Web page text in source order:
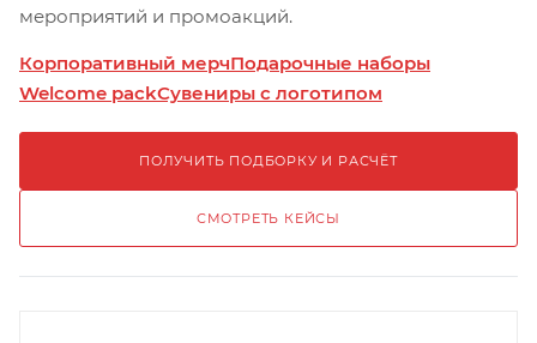
мероприятий и промоакций.
Корпоративный мерчПодарочные наборы
Welcome packСувениры с логотипом
ПОЛУЧИТЬ ПОДБОРКУ И РАСЧЁТ
СМОТРЕТЬ КЕЙСЫ